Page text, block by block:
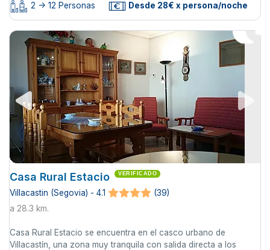
2 -> 12 Personas Desde 28€ x persona/noche
Casa Rural Estacio VERIFICADO
Villacastin (Segovia) - 4.1
(39)
a 28.3 km.
Casa Rural Estacio se encuentra en el casco urbano de
Villacastín, una zona muy tranquila con salida directa a los